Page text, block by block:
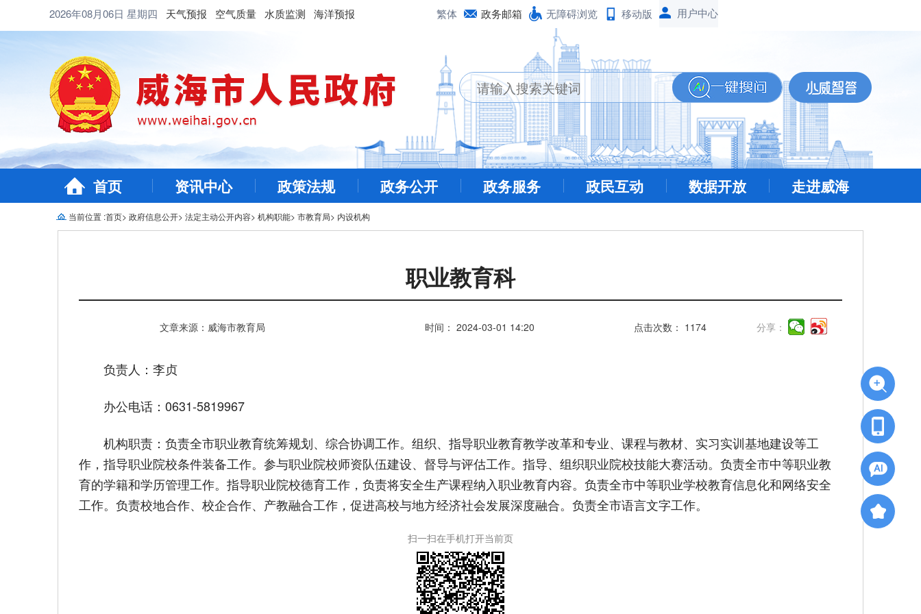
2026年08月06日 星期四 天气预报 空气质量 水质监测 海洋预报 繁体 政务邮箱 无障碍浏览 移动版
首页 资讯中心 政策法规 政务公开 政务服务 政民互动 数据开放 走进威海
当前位置 :首页> 政府信息公开> 法定主动公开内容> 机构职能> 市教育局> 内设机构
职业教育科
文章来源：威海市教育局 时间： 2024-03-01 14:20 点击次数： 1174 分享：
负责人：李贞
办公电话：0631-5819967
机构职责：负责全市职业教育统筹规划、综合协调工作。组织、指导职业教育教学改革和专业、课程与教材、实习实训基地建设等工
作，指导职业院校条件装备工作。参与职业院校师资队伍建设、督导与评估工作。指导、组织职业院校技能大赛活动。负责全市中等职业教
育的学籍和学历管理工作。指导职业院校德育工作，负责将安全生产课程纳入职业教育内容。负责全市中等职业学校教育信息化和网络安全
工作。负责校地合作、校企合作、产教融合工作，促进高校与地方经济社会发展深度融合。负责全市语言文字工作。
扫一扫在手机打开当前页